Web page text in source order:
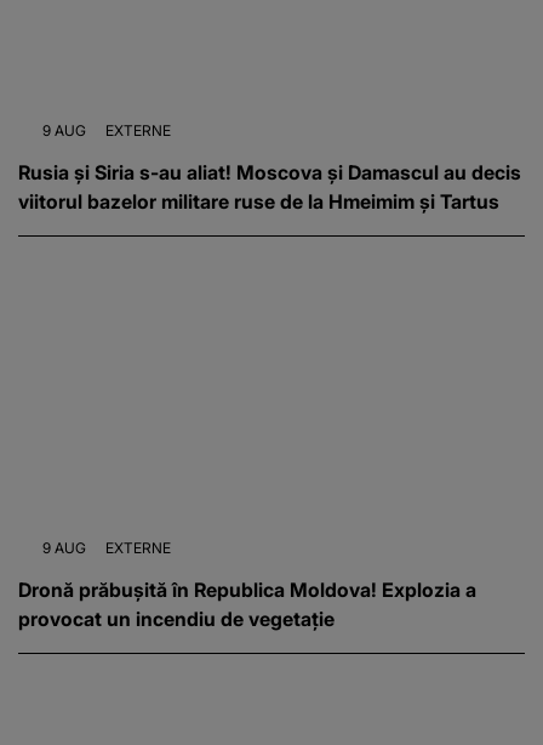
9 AUG EXTERNE
Rusia și Siria s-au aliat! Moscova și Damascul au decis
viitorul bazelor militare ruse de la Hmeimim și Tartus
9 AUG EXTERNE
Dronă prăbușită în Republica Moldova! Explozia a
provocat un incendiu de vegetație